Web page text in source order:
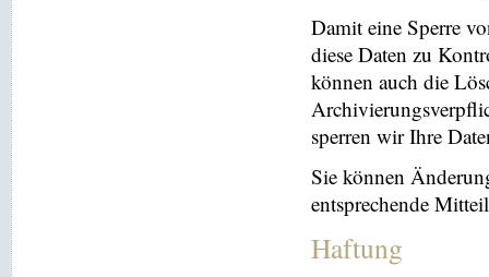
Damit eine Sperre
diese Daten zu
können auch die
sperren wir Ihre
Sie können
entsprechende
Haftung